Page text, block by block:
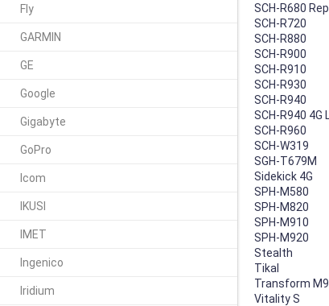
Fly
GARMIN
GE
Google
Gigabyte
GoPro
Icom
IKUSI
IMET
Ingenico
Iridium
SCH-R680
SCH-R720
SCH-R880
SCH-R900
SCH-R910
SCH-R930
SCH-R940
SCH-R940 4G
SCH-R960
SCH-W319
SGH-T679M
Sidekick 4G
SPH-M580
SPH-M820
SPH-M910
SPH-M920
Stealth
Tikal
Transform
Vitality S